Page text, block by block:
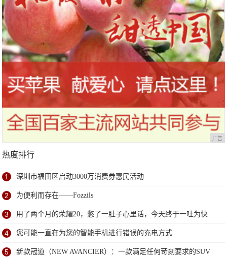
广告
热度排行
1 深圳市福田区启动3000万消费券惠民活动
2 为便利而存在——Fozzils
3 用了两个月的荣耀20，憋了一肚子心里话，今天终于一吐为快
4 您可能一直在为您的智能手机进行错误的充电方式
5 新款冠道（NEW AVANCIER）：一款满足任何苛刻要求的SUV